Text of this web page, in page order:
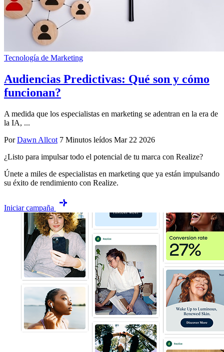
Tecnología de Marketing
Audiencias Predictivas: Qué son y cómo
funcionan?
A medida que los especialistas en marketing se adentran en la era de
la IA, ...
Por Dawn Allcot 7 Minutos leídos Mar 22 2026
¿Listo para impulsar todo el potencial de tu marca con Realize?
Únete a miles de especialistas en marketing que ya están impulsando
su éxito de rendimiento con Realize.
Iniciar campaña